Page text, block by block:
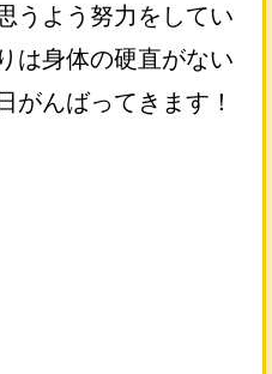
うよう努力をしてい
は身体の硬直がない
がんばってきます！